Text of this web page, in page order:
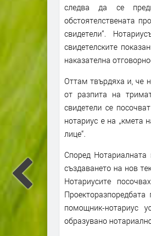
следва да се
обстоятелствената
свидетели“.
свидетелските
наказателна
Оттам твърдяха и, че
от разпита на
свидетели се
нотариус е на „кмета
лице“.
Според
създаването на нов
Нотариусите
помощник-нотариус
образувано